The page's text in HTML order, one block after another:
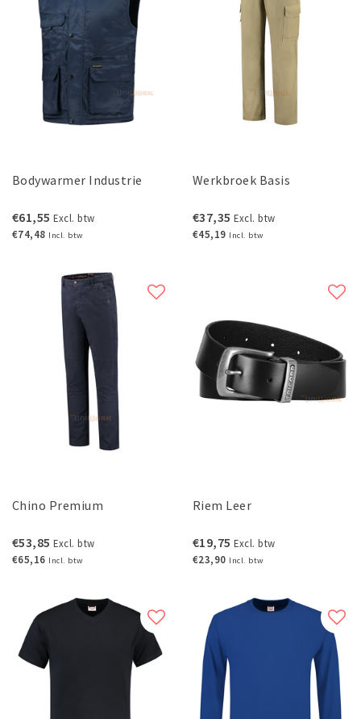
Bodywarmer Industrie
€61,55 Excl. btw
€74,48 Incl. btw
Werkbroek Basis
€37,35 Excl. btw
€45,19 Incl. btw
Chino Premium
€53,85 Excl. btw
€65,16 Incl. btw
Riem Leer
€19,75 Excl. btw
€23,90 Incl. btw